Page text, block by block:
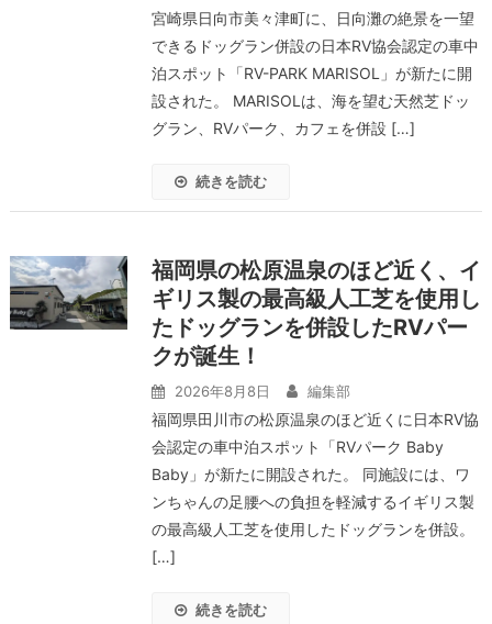
宮崎県日向市美々津町に、日向灘の絶景を一望
できるドッグラン併設の日本RV協会認定の車中
泊スポット「RV-PARK MARISOL」が新たに開
設された。 MARISOLは、海を望む天然芝ドッ
グラン、RVパーク、カフェを併設 […]
続きを読む
福岡県の松原温泉のほど近く、イ
ギリス製の最高級人工芝を使用し
たドッグランを併設したRVパー
クが誕生！
2026年8月8日 編集部
福岡県田川市の松原温泉のほど近くに日本RV協
会認定の車中泊スポット「RVパーク Baby
Baby」が新たに開設された。 同施設には、ワ
ンちゃんの足腰への負担を軽減するイギリス製
の最高級人工芝を使用したドッグランを併設。
[…]
続きを読む